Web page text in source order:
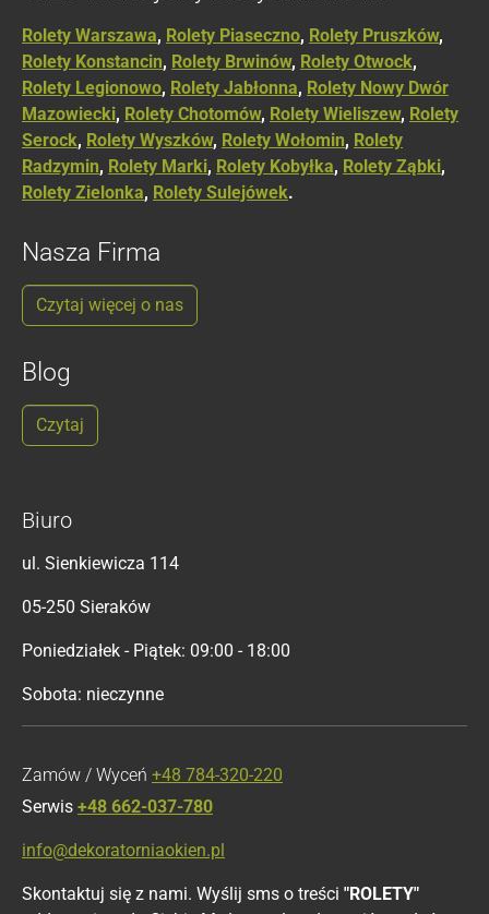
Rolety Warszawa, Rolety Piaseczno, Rolety Pruszków,
Rolety Konstancin, Rolety Brwinów, Rolety Otwock,
Rolety Legionowo, Rolety Jabłonna, Rolety Nowy Dwór
Mazowiecki, Rolety Chotomów, Rolety Wieliszew, Rolety
Serock, Rolety Wyszków, Rolety Wołomin, Rolety
Radzymin, Rolety Marki, Rolety Kobyłka, Rolety Ząbki,
Rolety Zielonka, Rolety Sulejówek.
Nasza Firma
Czytaj więcej o nas
Blog
Czytaj
Biuro
ul. Sienkiewicza 114
05-250 Sieraków
Poniedziałek - Piątek: 09:00 - 18:00
Sobota: nieczynne
Zamów / Wyceń +48 784-320-220
Serwis +48 662-037-780
info@dekoratorniaokien.pl
Skontaktuj się z nami. Wyślij sms o treści "ROLETY"